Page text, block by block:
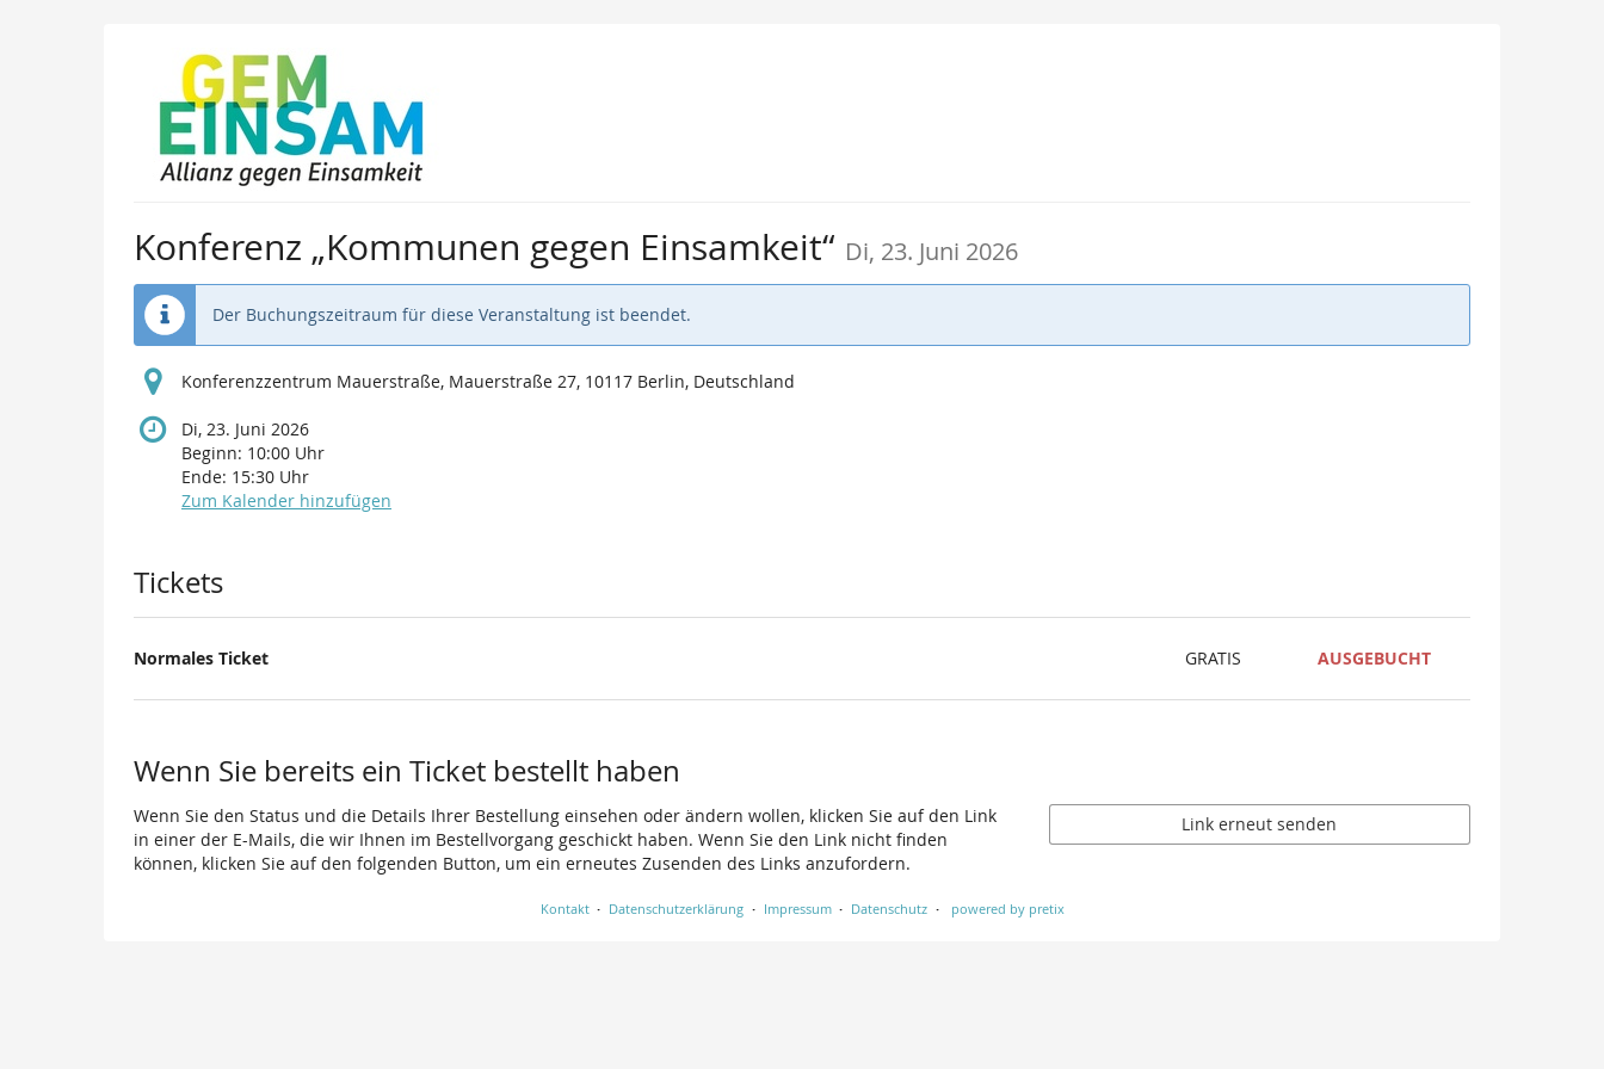
Konferenz „Kommunen gegen Einsamkeit“ Di, 23. Juni 2026
Der Buchungszeitraum für diese Veranstaltung ist beendet.
Konferenzzentrum Mauerstraße, Mauerstraße 27, 10117 Berlin, Deutschland
Di, 23. Juni 2026
Beginn: 10:00 Uhr
Ende: 15:30 Uhr
Zum Kalender hinzufügen
Produkte
Tickets
Normales Ticket GRATIS AUSGEBUCHT
Wenn Sie bereits ein Ticket bestellt haben
Wenn Sie den Status und die Details Ihrer Bestellung einsehen oder ändern wollen, klicken Sie auf den Link
in einer der E-Mails, die wir Ihnen im Bestellvorgang geschickt haben. Wenn Sie den Link nicht finden
können, klicken Sie auf den folgenden Button, um ein erneutes Zusenden des Links anzufordern.
Link erneut senden
Kontakt Datenschutzerklärung Impressum Datenschutz powered by pretix